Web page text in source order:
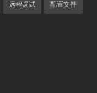
远程调试 配置文件